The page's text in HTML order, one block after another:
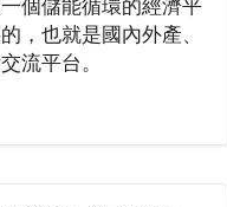
，也就是國內外產、
流平台。